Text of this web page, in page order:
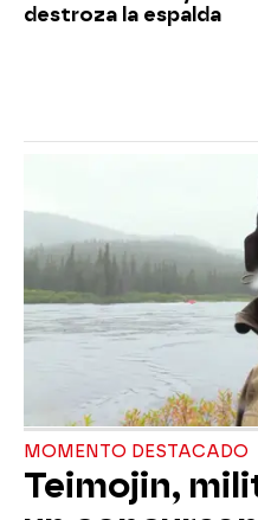
destroza la espalda
MOMENTO DESTACADO
Teimojin,